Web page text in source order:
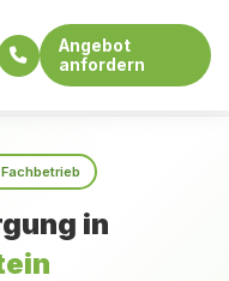
Angebot
anfordern
in